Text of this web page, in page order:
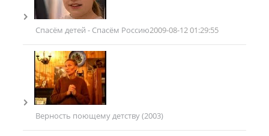
Спасём детей - Спасём Россию2009-08-12 01:29:55
Верность поющему детству (2003)